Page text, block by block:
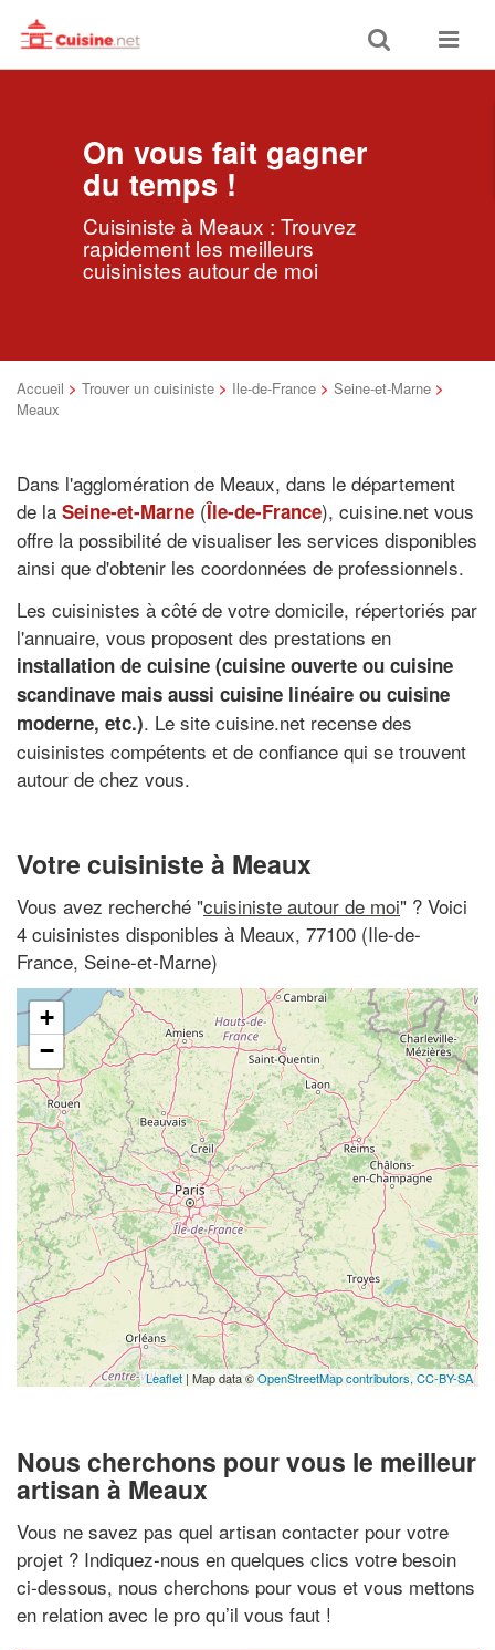
Toggle
search
Toggle
On vous fait gagner
du temps !
Cuisiniste à Meaux : Trouvez
rapidement les meilleurs
cuisinistes autour de moi
Accueil > Trouver un cuisiniste > Ile-de-France > Seine-et-Marne >
Meaux
Dans l'agglomération de Meaux, dans le département
de la Seine-et-Marne (Île-de-France), cuisine.net vous
offre la possibilité de visualiser les services disponibles
ainsi que d'obtenir les coordonnées de professionnels.
Les cuisinistes à côté de votre domicile, répertoriés par
l'annuaire, vous proposent des prestations en
installation de cuisine (cuisine ouverte ou cuisine
scandinave mais aussi cuisine linéaire ou cuisine
moderne, etc.). Le site cuisine.net recense des
cuisinistes compétents et de confiance qui se trouvent
autour de chez vous.
Votre cuisiniste à Meaux
Vous avez recherché "cuisiniste autour de moi" ? Voici
4 cuisinistes disponibles à Meaux, 77100 (Ile-de-
France, Seine-et-Marne)
+
−
Leaflet | Map data ©OpenStreetMap contributors, CC-BY-SA
Nous cherchons pour vous le meilleur
artisan à Meaux
Vous ne savez pas quel artisan contacter pour votre
projet ? Indiquez-nous en quelques clics votre besoin
ci-dessous, nous cherchons pour vous et vous mettons
en relation avec le pro qu’il vous faut !